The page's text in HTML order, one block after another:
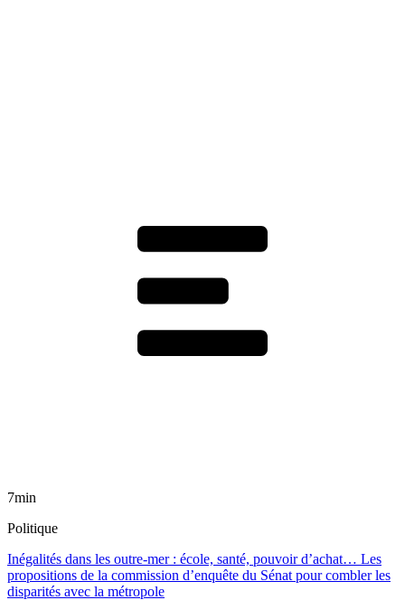
7min
Politique
Inégalités dans les outre-mer : école, santé, pouvoir d’achat… Les
propositions de la commission d’enquête du Sénat pour combler les
disparités avec la métropole